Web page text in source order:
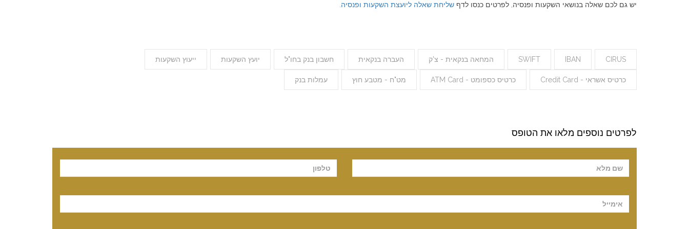
יש גם לכם שאלה בנושאי השקעות ופנסיה, לפרטים כנסו לדף שליחת שאלה ליועצת השקעות ופנסיה
CIRUS
IBAN
SWIFT המחאה בנקאית - צ'ק העברה בנקאית חשבון בנק בחו"ל יועץ השקעות ייעוץ השקעות
כרטיס אשראי - Credit Card כרטיס כספומט - ATM Card מט"ח - מטבע חוץ עמלות בנק
לפרטים נוספים מלאו את הטופס